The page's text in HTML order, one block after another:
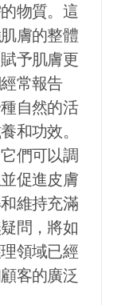
物質。這
膚的整體
予肌膚更
常報告
自然的活
和功效。
們可以調
促進皮膚
維持充滿
問，將如
領域已經
客的廣泛